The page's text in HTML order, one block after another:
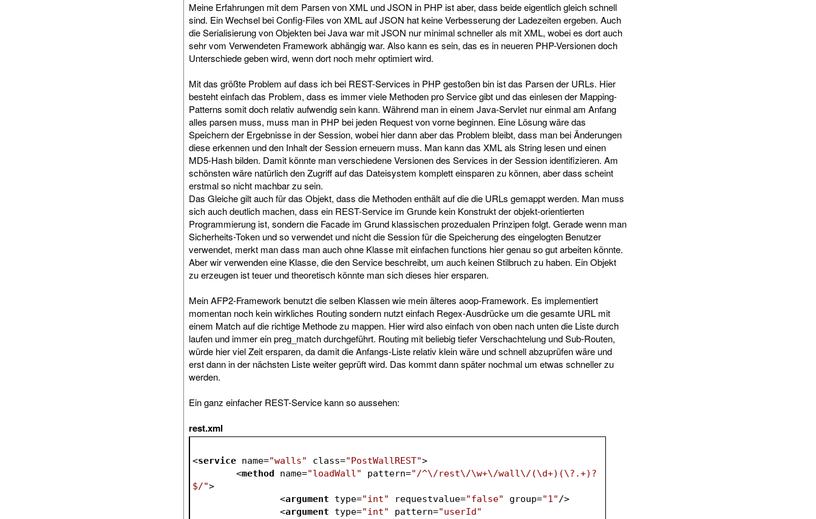
Meine Erfahrungen mit dem Parsen von XML und JSON in PHP ist aber, dass beide eigentlich gleich schnell
sind. Ein Wechsel bei Config-Files von XML auf JSON hat keine Verbesserung der Ladezeiten ergeben. Auch
die Serialisierung von Objekten bei Java war mit JSON nur minimal schneller als mit XML, wobei es dort auch
sehr vom Verwendeten Framework abhängig war. Also kann es sein, das es in neueren PHP-Versionen doch
Unterschiede geben wird, wenn dort noch mehr optimiert wird.
Mit das größte Problem auf dass ich bei REST-Services in PHP gestoßen bin ist das Parsen der URLs. Hier
besteht einfach das Problem, dass es immer viele Methoden pro Service gibt und das einlesen der Mapping-
Patterns somit doch relativ aufwendig sein kann. Während man in einem Java-Servlet nur einmal am Anfang
alles parsen muss, muss man in PHP bei jeden Request von vorne beginnen. Eine Lösung wäre das
Speichern der Ergebnisse in der Session, wobei hier dann aber das Problem bleibt, dass man bei Änderungen
diese erkennen und den Inhalt der Session erneuern muss. Man kann das XML als String lesen und einen
MD5-Hash bilden. Damit könnte man verschiedene Versionen des Services in der Session identifizieren. Am
schönsten wäre natürlich den Zugriff auf das Dateisystem komplett einsparen zu können, aber dass scheint
erstmal so nicht machbar zu sein.
Das Gleiche gilt auch für das Objekt, dass die Methoden enthält auf die die URLs gemappt werden. Man muss
sich auch deutlich machen, dass ein REST-Service im Grunde kein Konstrukt der objekt-orientierten
Programmierung ist, sondern die Facade im Grund klassischen prozedualen Prinzipen folgt. Gerade wenn man
Sicherheits-Token und so verwendet und nicht die Session für die Speicherung des eingelogten Benutzer
verwendet, merkt man dass man auch ohne Klasse mit einfachen functions hier genau so gut arbeiten könnte.
Aber wir verwenden eine Klasse, die den Service beschreibt, um auch keinen Stilbruch zu haben. Ein Objekt
zu erzeugen ist teuer und theoretisch könnte man sich dieses hier ersparen.
Mein AFP2-Framework benutzt die selben Klassen wie mein älteres aoop-Framework. Es implementiert
momentan noch kein wirkliches Routing sondern nutzt einfach Regex-Ausdrücke um die gesamte URL mit
einem Match auf die richtige Methode zu mappen. Hier wird also einfach von oben nach unten die Liste durch
laufen und immer ein preg_match durchgeführt. Routing mit beliebig tiefer Verschachtelung und Sub-Routen,
würde hier viel Zeit ersparen, da damit die Anfangs-Liste relativ klein wäre und schnell abzuprüfen wäre und
erst dann in der nächsten Liste weiter geprüft wird. Das kommt dann später nochmal um etwas schneller zu
werden.
Ein ganz einfacher REST-Service kann so aussehen:
rest.xml
<service name="walls" class="PostWallREST">
<method name="loadWall" pattern="/^\/rest\/\w+\/wall\/(\d+)(\?.+)?
$/">
<argument type="int" requestvalue="false" group="1" />
<argument type="int" pattern="userId"